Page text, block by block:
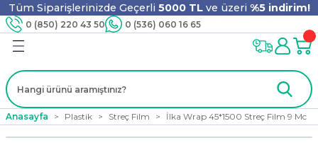
Tüm Siparişlerinizde Geçerli 5000 TLve üzeri %5 indirim!
0 (850) 220 43 50 0 (536) 060 16 65
Geri Dön
Geri Dön
Ürünleri
Geri Dön
Geri Dön
Tahta Karıştırıcı
Geri Dön
Geri Dön
Geri Dön
Geri Dön
Anasayfa Plastik Streç Film İlka Wrap 45*1500 Streç Film 9 Mc